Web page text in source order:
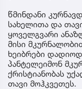
წმინდანი
სახელითა და
ყოველგვარი
მისი
ხეიბრები
პანტელეიმონ
ქრისტიანობას
თავი მოჰკვეთეს.